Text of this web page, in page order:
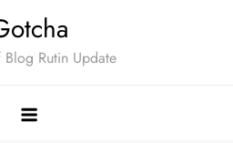
Rutin Update